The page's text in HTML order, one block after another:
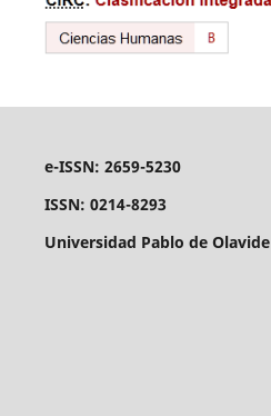
e-ISSN: 2659-5230
ISSN: 0214-8293
Universidad Pablo de Olavide